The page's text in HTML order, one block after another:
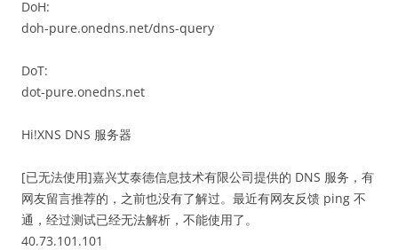
DoH:
doh-pure.onedns.net/dns-query
DoT:
dot-pure.onedns.net
Hi!XNS DNS 服务器
[已无法使用]嘉兴艾泰德信息技术有限公司提供的 DNS 服务，有
网友留言推荐的，之前也没有了解过。最近有网友反馈 ping 不
通，经过测试已经无法解析，不能使用了。
40.73.101.101